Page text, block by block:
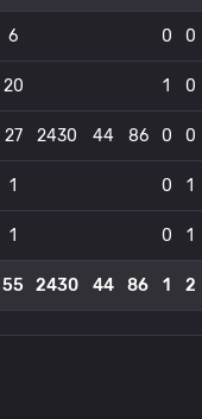
6 0 0
20 1 0
27 2430 44 86 0 0
1 0 1
1 0 1
55 2430 44 86 1 2